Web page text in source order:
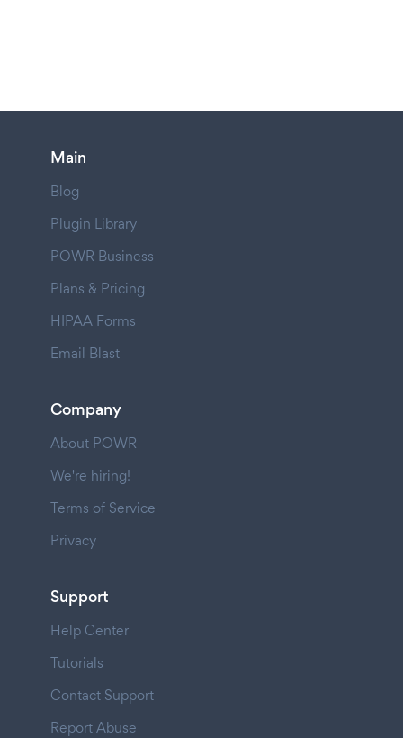
Main
Blog
Plugin Library
POWR Business
Plans & Pricing
HIPAA Forms
Email Blast
Company
About POWR
We're hiring!
Terms of Service
Privacy
Support
Help Center
Tutorials
Contact Support
Report Abuse